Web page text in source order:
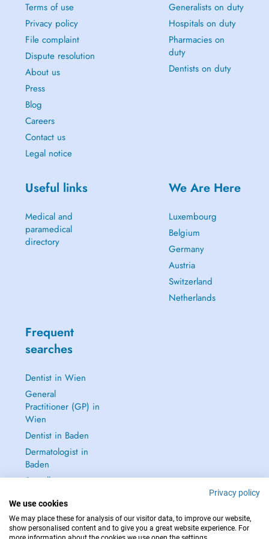
Terms of use
Privacy policy
File complaint
Dispute resolution
About us
Press
Blog
Careers
Contact us
Legal notice
Generalists on duty
Hospitals on duty
Pharmacies on
duty
Dentists on duty
Useful links
Medical and
paramedical
directory
We Are Here
Luxembourg
Belgium
Germany
Austria
Switzerland
Netherlands
Frequent
searches
Dentist in Wien
General
Practitioner (GP) in
Wien
Dentist in Baden
Dermatologist in
Baden
See all →
Privacy policy
We use cookies
We may place these for analysis of our visitor data, to improve our website,
show personalised content and to give you a great website experience. For